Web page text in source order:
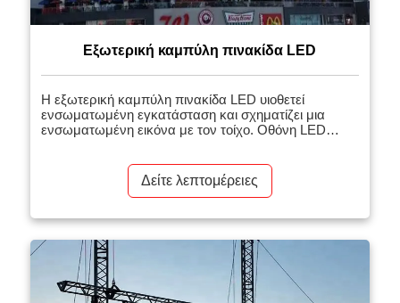
Εξωτερική καμπύλη πινακίδα LED
Η εξωτερική καμπύλη πινακίδα LED υιοθετεί
ενσωματωμένη εγκατάσταση και σχηματίζει μια
ενσωματωμένη εικόνα με τον τοίχο. Οθόνη LED
Δείτε λεπτομέρειες